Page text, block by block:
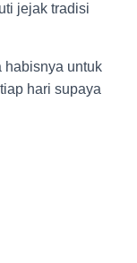
jejak tradisi
habisnya untuk
hari supaya